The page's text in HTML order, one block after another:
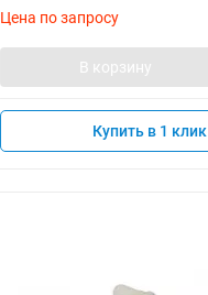
Цена по запросу
В корзину
Купить в 1 клик